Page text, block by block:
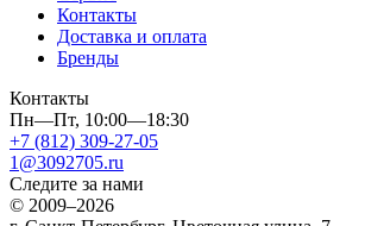
Контакты
Доставка и оплата
Бренды
Контакты
Пн—Пт, 10:00—18:30
+7 (812) 309-27-05
1@3092705.ru
Следите за нами
© 2009–2026